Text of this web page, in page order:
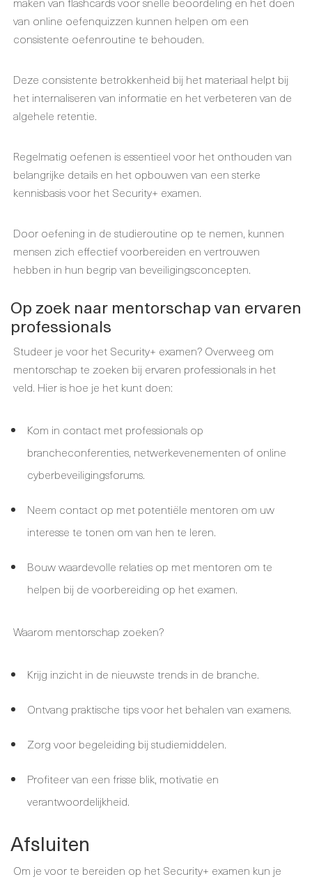
van online oefenquizzen kunnen helpen om een
consistente oefenroutine te behouden.
Deze consistente betrokkenheid bij het materiaal helpt bij
het internaliseren van informatie en het verbeteren van de
algehele retentie.
Regelmatig oefenen is essentieel voor het onthouden van
belangrijke details en het opbouwen van een sterke
kennisbasis voor het Security+ examen.
Door oefening in de studieroutine op te nemen, kunnen
mensen zich effectief voorbereiden en vertrouwen
hebben in hun begrip van beveiligingsconcepten.
Op zoek naar mentorschap van ervaren
professionals
Studeer je voor het Security+ examen? Overweeg om
mentorschap te zoeken bij ervaren professionals in het
veld. Hier is hoe je het kunt doen:
Kom in contact met professionals op
brancheconferenties, netwerkevenementen of online
cyberbeveiligingsforums.
Neem contact op met potentiële mentoren om uw
interesse te tonen om van hen te leren.
Bouw waardevolle relaties op met mentoren om te
helpen bij de voorbereiding op het examen.
Waarom mentorschap zoeken?
Krijg inzicht in de nieuwste trends in de branche.
Ontvang praktische tips voor het behalen van examens.
Zorg voor begeleiding bij studiemiddelen.
Profiteer van een frisse blik, motivatie en
verantwoordelijkheid.
Afsluiten
Om je voor te bereiden op het Security+ examen kun je